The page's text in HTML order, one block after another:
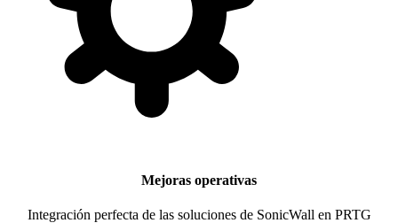
Mejoras operativas
Integración perfecta de las soluciones de SonicWall en PRTG